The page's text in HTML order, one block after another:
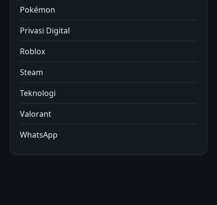
Pokémon
Privasi Digital
Roblox
Steam
Teknologi
Valorant
WhatsApp